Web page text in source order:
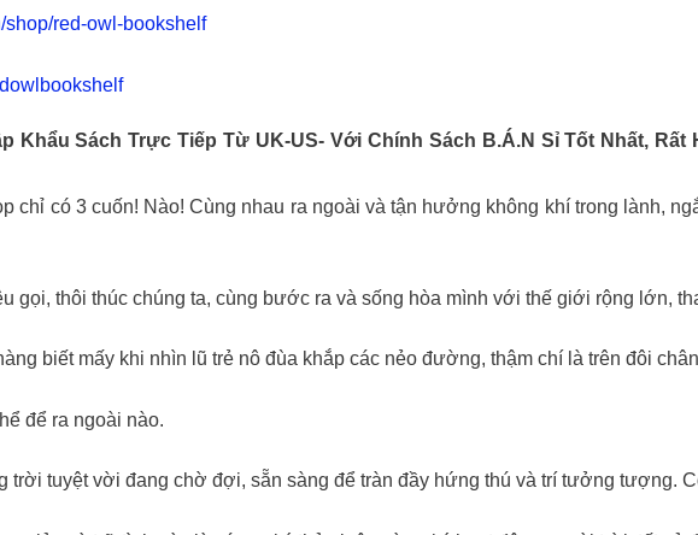
shop/red-owl-bookshelf
Khẩu Sách Trực Tiếp Từ UK-US- Với Chính Sách B.á.n Sỉ Tốt Nhất,
có 3 cuốn! Nào! Cùng nhau ra ngoài và tận hưởng không khí trong lành,
gọi, thôi thúc chúng ta, cùng bước ra và sống hòa mình với thế giới rộng lớn,
biết mấy khi nhìn lũ trẻ nô đùa khắp các nẻo đường, thậm chí là trên đôi
để ra ngoài nào.
trời tuyệt vời đang chờ đợi, sẵn sàng để tràn đầy hứng thú và trí tưởng tượng.